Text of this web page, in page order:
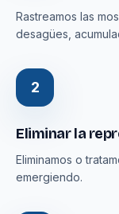
Rastreamos las
desagües,
2
Eliminar la
Eliminamos o
emergiendo.